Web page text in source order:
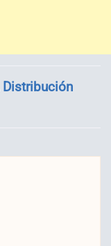
Distribución